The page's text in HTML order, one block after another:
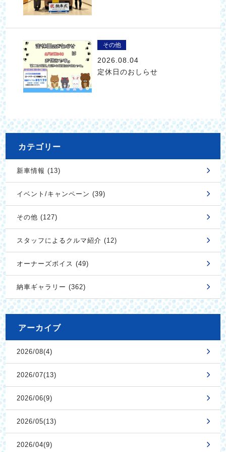
その他
2026.08.04
定休日のおしらせ
カテゴリー
新車情報 (13)
イベント/キャンペーン (39)
その他 (127)
スタッフによるクルマ紹介 (12)
オーナーズボイス (49)
納車ギャラリー (362)
アーカイブ
2026/08(4)
2026/07(13)
2026/06(9)
2026/05(13)
2026/04(9)